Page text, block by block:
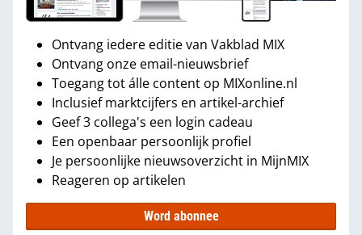
Ontvang iedere editie van Vakblad MIX
Ontvang onze email-nieuwsbrief
Toegang tot álle content op MIXonline.nl
Inclusief marktcijfers en artikel-archief
Geef 3 collega's een login cadeau
Een openbaar persoonlijk profiel
Je persoonlijke nieuwsoverzicht in MijnMIX
Reageren op artikelen
Word abonnee